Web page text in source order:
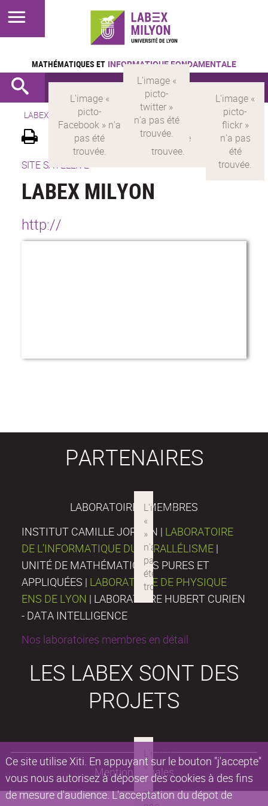
Ce site utilise Xiti. En appuyant sur le bouton "j'accepte"
vous nous autorisez à déposer des cookies à des fins
de mesure d'audience. L'acceptation du dépot de
MATHÉMATIQUES ET INFORMATIQUE FONDAMENTALE
LABEX > LABEX MILYON
SITE SATELLITE
LABEX MILYON
http://
PARTENAIRES
LABORATOIRES MEMBRES
INSTITUT CAMILLE JORDAN | LABORATOIRE
DE L’INFORMATIQUE DU PARALLÉLISME |
UNITÉ DE MATHÉMATIQUES PURES ET
APPLIQUÉES | LABORATOIRE DE PHYSIQUE
ENS DE LYON | LABORATOIRE HUBERT CURIEN
- DATA INTELLIGENCE
Nos laboratoires membres en détail
LES LABEX SONT DES
PROJETS
Mentions légales